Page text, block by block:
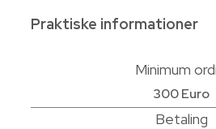
Praktiske informationer
Minimum
300 Euro
Betaling